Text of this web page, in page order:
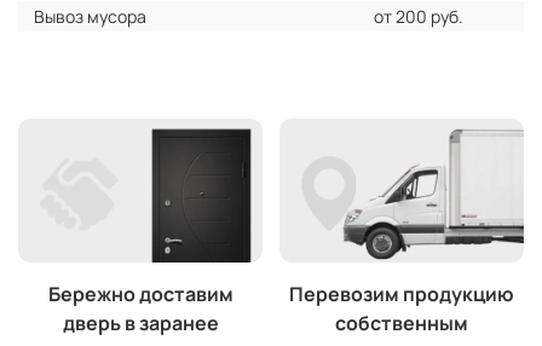
Вывоз мусора
от 200 руб.
Бережно доставим
дверь в заранее
Перевозим продукцию
собственным